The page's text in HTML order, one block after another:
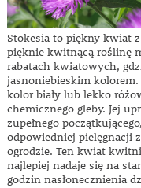
Stokesia to piękny kwiat
pięknie kwitnącą roślinę
rabatach kwiatowych,
jasnoniebieskim
kolor biały lub lekko
chemicznego gleby. Jej
zupełnego
odpowiedniej pielęgnacji
ogrodzie. Ten kwiat
najlepiej nadaje się na
godzin nasłonecznienia